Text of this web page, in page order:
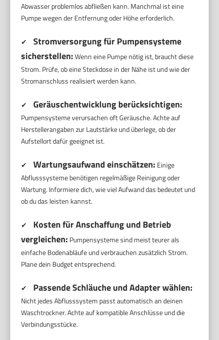
Abwasser problemlos abfließen kann. Manchmal ist eine
Pumpe wegen der Entfernung oder Höhe erforderlich.
✔
Stromversorgung für Pumpensysteme
sicherstellen:Wenn eine Pumpe nötig ist, braucht diese
Strom. Prüfe, ob eine Steckdose in der Nähe ist und wie der
Stromanschluss realisiert werden kann.
✔ Geräuschentwicklung berücksichtigen:
Pumpensysteme verursachen oft Geräusche. Achte auf
Herstellerangaben zur Lautstärke und überlege, ob der
Aufstellort dafür geeignet ist.
✔ Wartungsaufwand einschätzen: Einige
Abflusssysteme benötigen regelmäßige Reinigung oder
Wartung. Informiere dich, wie viel Aufwand das bedeutet und
ob du das leisten kannst.
✔
Kosten für Anschaffung und Betrieb
vergleichen: Pumpensysteme sind meist teurer als
einfache Bodenabläufe und verbrauchen zusätzlich Strom.
Plane dein Budget entsprechend.
✔ Passende Schläuche und Adapter wählen:
Nicht jedes Abflusssystem passt automatisch an deinen
Waschtrockner. Achte auf kompatible Anschlüsse und die
Verbindungsstücke.